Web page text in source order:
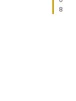
8